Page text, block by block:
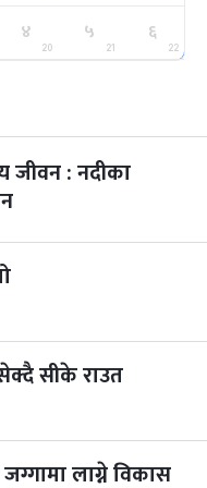
७ महिना बाँकी
७ महिना बाँकी
४
20
५
21
६
22
जीवन : नदीका
सीके राउत
जग्गामा लाग्ने विकास